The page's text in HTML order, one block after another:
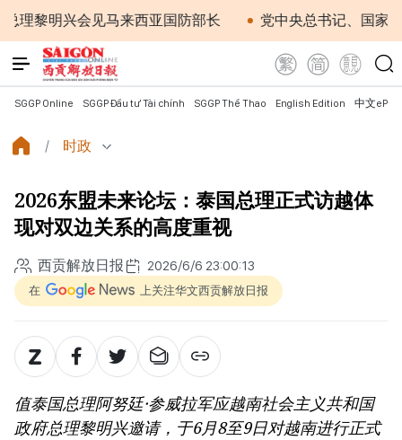
明兴会见马来西亚国防部长 党中央总书记、国家主席
SGGP Online SGGP Đầu tư Tài chính SGGP Thể Thao English Edition 中文
时政
2026东盟未来论坛：泰国总理正式访越体
现对双边关系的高度重视
西贡解放日报 2026/6/6 23:00:13
在 上关注华文西贡解放日报
值泰国总理阿努廷·参威拉军应越南社会主义共和国
政府总理黎明兴邀请，于6月8至9日对越南进行正式